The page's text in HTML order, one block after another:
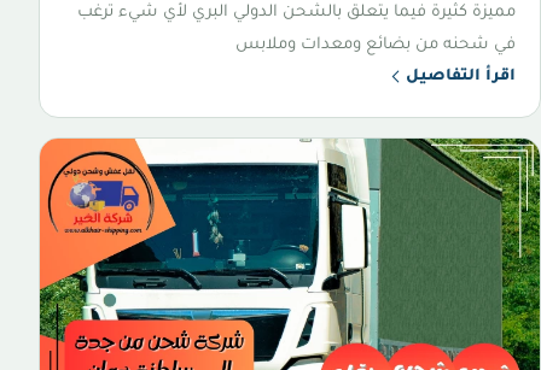
مميزة كثيرة فيما يتعلق بالشحن الدولي البري لأي شيء ترغب
في شحنه من بضائع ومعدات وملابس
اقرأ التفاصيل